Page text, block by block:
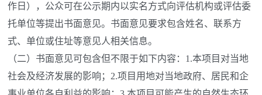
作日），公众可在公示期内以实名方式向评估机构或评估委
托单位等提出书面意见。书面意见要求包含姓名、联系方
式、单位或住址等意见人相关信息。
（二）书面意见可包含但不限于如下内容：1.本项目对当地
社会及经济发展的影响；2.项目用地对当地政府、居民和企